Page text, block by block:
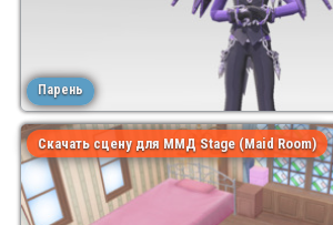
Парень
Скачать сцену для ММД Stage (Maid Room)